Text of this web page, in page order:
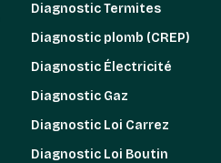
Diagnostic Termites
Diagnostic plomb (CREP)
Diagnostic Électricité
Diagnostic Gaz
Diagnostic Loi Carrez
Diagnostic Loi Boutin